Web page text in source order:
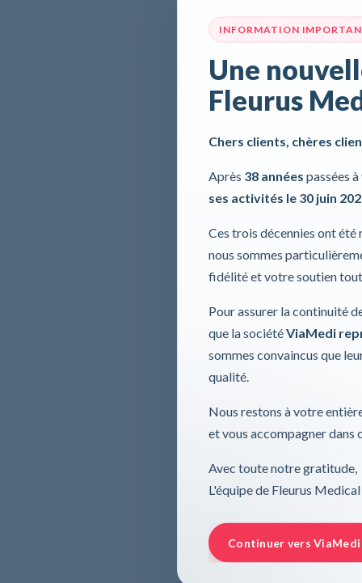
INFORMATION
Une
Fleurus
Chers clients, chères
Après 38 années passées
ses activités le 30 juin
Ces trois décennies ont
nous sommes
fidélité et votre soutien
Pour assurer la continuité
que la sociétéViaMedi
sommes convaincus que
qualité.
Nous restons à votre
et vous accompagner dans
Avec toute notre gratitude,
L'équipe de Fleurus Medical
Continuer vers ViaMedi